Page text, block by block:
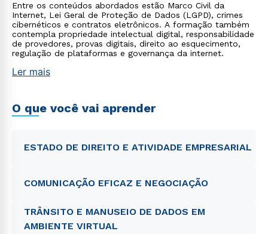
Entre os conteúdos abordados estão Marco Civil da
Internet, Lei Geral de Proteção de Dados (LGPD), crimes
cibernéticos e contratos eletrônicos. A formação também
contempla propriedade intelectual digital, responsabilidade
de provedores, provas digitais, direito ao esquecimento,
regulação de plataformas e governança da internet.
Ler mais
O que você vai aprender
ESTADO DE DIREITO E ATIVIDADE EMPRESARIAL
COMUNICAÇÃO EFICAZ E NEGOCIAÇÃO
TRÂNSITO E MANUSEIO DE DADOS EM
AMBIENTE VIRTUAL